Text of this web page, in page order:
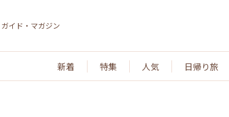
ガイド・マガジン
新着 特集 人気 日帰り旅